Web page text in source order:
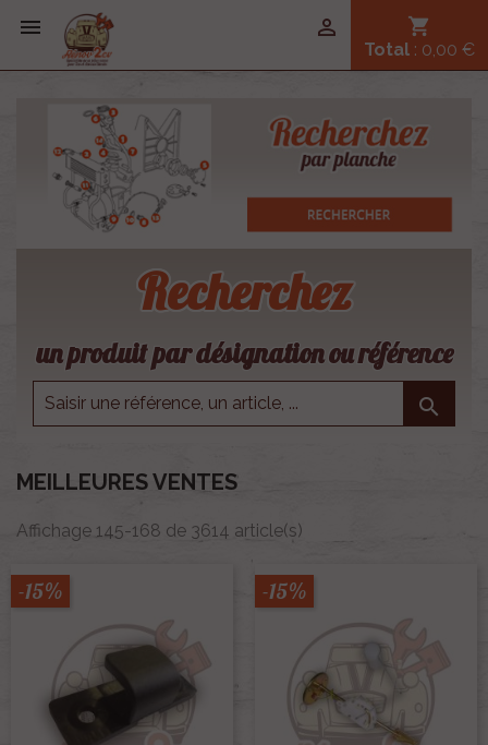
 shopping_cart
Total : 0,00 €

Recherchez
un produit par désignation ou référence

MEILLEURES VENTES
Affichage 145-168 de 3614 article(s)
-15% -15%